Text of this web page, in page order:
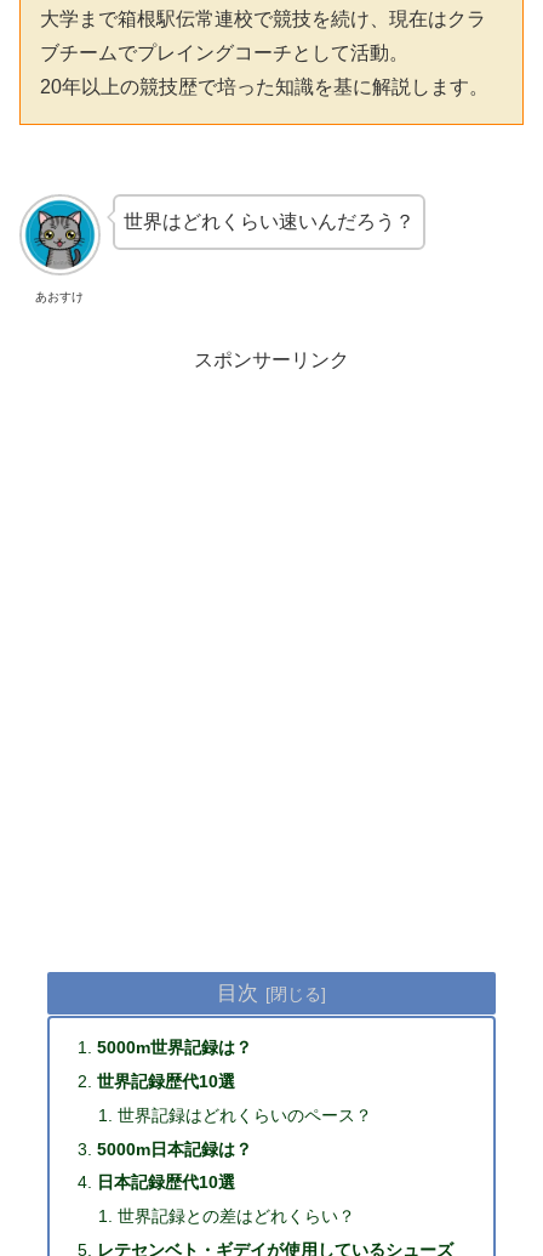
大学まで箱根駅伝常連校で競技を続け、現在はクラ
ブチームでプレイングコーチとして活動。
20年以上の競技歴で培った知識を基に解説します。
あおすけ
世界はどれくらい速いんだろう？
スポンサーリンク
目次
5000m世界記録は？
世界記録歴代10選
世界記録はどれくらいのペース？
5000m日本記録は？
日本記録歴代10選
世界記録との差はどれくらい？
レテセンベト・ギデイが使用しているシューズ